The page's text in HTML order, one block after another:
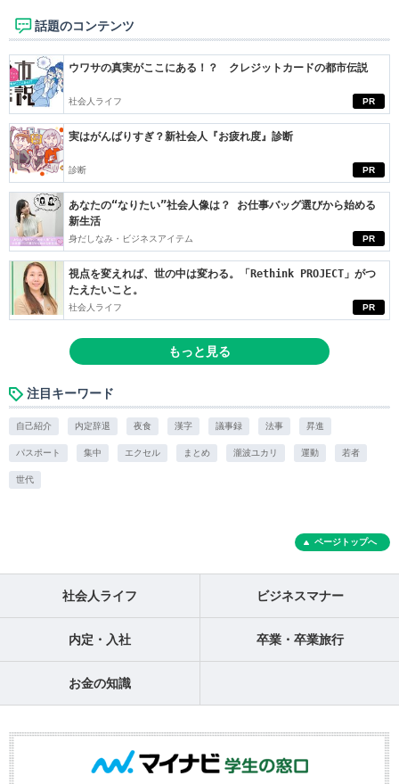
話題のコンテンツ
PR
ウワサの真実がここにある！？ クレジットカードの都市伝説
社会人ライフ
PR
実はがんばりすぎ？新社会人『お疲れ度』診断
診断
PR
あなたの“なりたい”社会人像は？ お仕事バッグ選びから始める
新生活
身だしなみ・ビジネスアイテム
PR
視点を変えれば、世の中は変わる。「Rethink PROJECT」がつ
たえたいこと。
社会人ライフ
もっと見る
注目キーワード
自己紹介 内定辞退 夜食 漢字 議事録 法事 昇進
パスポート 集中 エクセル まとめ 瀧波ユカリ 運動 若者
世代
ページトップへ
社会人ライフ ビジネスマナー
内定・入社 卒業・卒業旅行
お金の知識